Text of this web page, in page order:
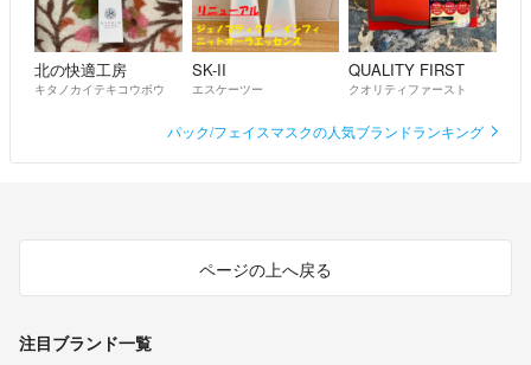
北の快適工房
キタノカイテキコウボウ
SK-II
エスケーツー
QUALITY FIRST
クオリティファースト
パック/フェイスマスクの人気ブランドランキング
ページの上へ戻る
注目ブランド一覧